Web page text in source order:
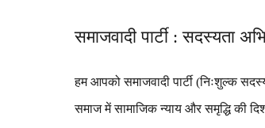
समाजवादी पार्टी : सदस्यता
हम आपको समाजवादी पार्टी (निःशुल्क
समाज में सामाजिक न्याय और समृद्धि की